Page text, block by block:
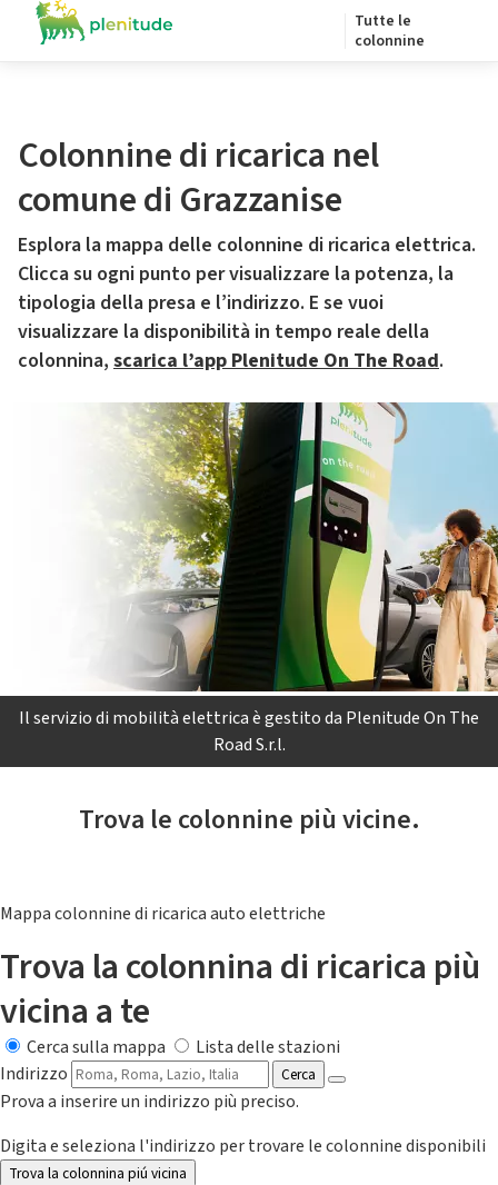
Tutte le
colonnine
Colonnine di ricarica nel
comune di Grazzanise
Esplora la mappa delle colonnine di ricarica elettrica.
Clicca su ogni punto per visualizzare la potenza, la
tipologia della presa e l’indirizzo. E se vuoi
visualizzare la disponibilità in tempo reale della
colonnina, scarica l’app Plenitude On The Road.
Il servizio di mobilità elettrica è gestito da Plenitude On The
Road S.r.l.
Trova le colonnine più vicine.
Mappa colonnine di ricarica auto elettriche
Trova la colonnina di ricarica più
vicina a te
Cerca sulla mappa
Lista delle stazioni
Indirizzo
Cerca
Prova a inserire un indirizzo più preciso.
Digita e seleziona l'indirizzo per trovare le colonnine disponibili
Trova la colonnina piú vicina